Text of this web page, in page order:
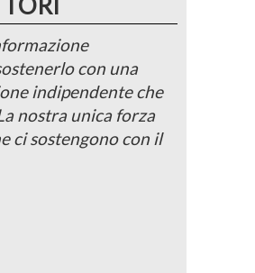
con una
indipendente che
nostra unica forza
ci sostengono con il